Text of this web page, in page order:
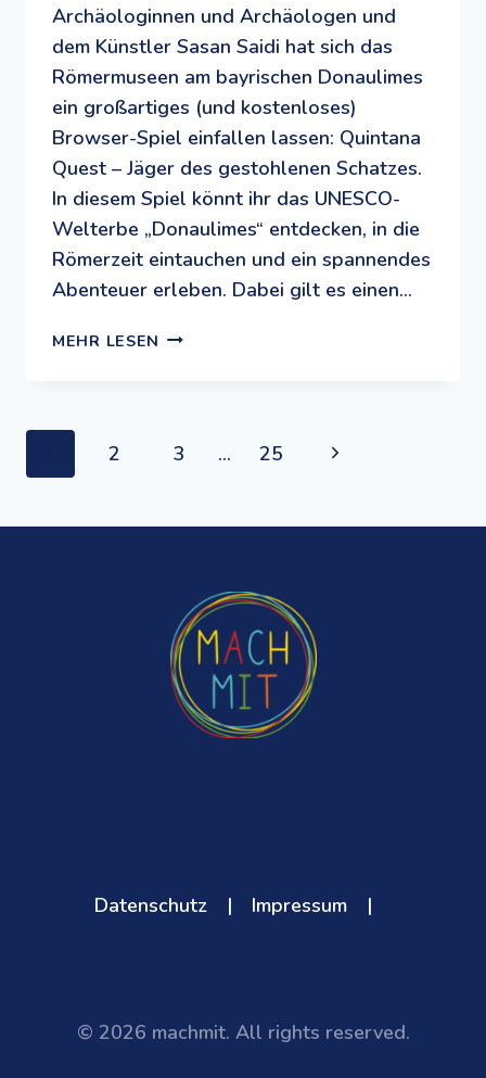
Archäologinnen und Archäologen und
dem Künstler Sasan Saidi hat sich das
Römermuseen am bayrischen Donaulimes
ein großartiges (und kostenloses)
Browser-Spiel einfallen lassen: Quintana
Quest – Jäger des gestohlenen Schatzes.
In diesem Spiel könnt ihr das UNESCO-
Welterbe „Donaulimes“ entdecken, in die
Römerzeit eintauchen und ein spannendes
Abenteuer erleben. Dabei gilt es einen…
MEHR LESEN QUINTANA
GESTOHLENEN
Seitennavigation
2 3 … 25
Next
Datenschutz | Impressum |
© 2026 machmit. All rights reserved.